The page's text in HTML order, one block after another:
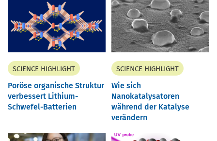
SCIENCE HIGHLIGHT
Poröse organische Struktur
verbessert Lithium-
Schwefel-Batterien
SCIENCE HIGHLIGHT
Wie sich
Nanokatalysatoren
während der Katalyse
verändern